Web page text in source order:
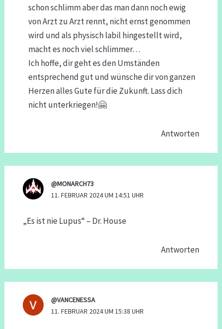
schon schlimm aber das man dann noch ewig
von Arzt zu Arzt rennt, nicht ernst genommen
wird und als physisch labil hingestellt wird,
macht es noch viel schlimmer…
Ich hoffe, dir geht es den Umständen
entsprechend gut und wünsche dir von ganzen
Herzen alles Gute für die Zukunft. Lass dich
nicht unterkriegen!🤗
Antworten
@MONARCH73
11. FEBRUAR 2024 UM 14:51 UHR
„Es ist nie Lupus“ – Dr. House
Antworten
@VANCENESSA
11. FEBRUAR 2024 UM 15:38 UHR